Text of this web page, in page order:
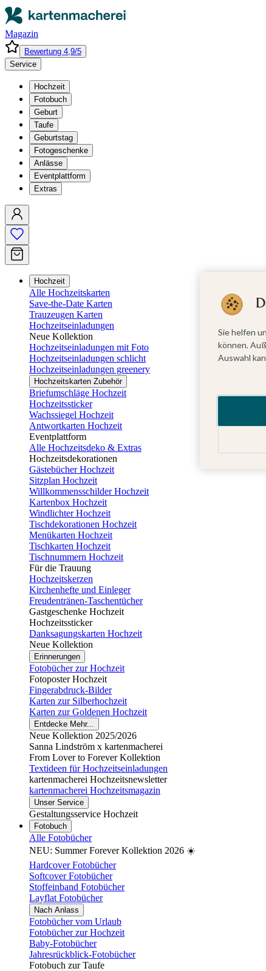
Magazin
Bewertung 4,9/5
Service
Hochzeit
Fotobuch
Geburt
Taufe
Geburtstag
Fotogeschenke
Anlässe
Eventplattform
Extras
Hochzeit
Alle Hochzeitskarten
Save-the-Date Karten
Trauzeugen Karten
Hochzeitseinladungen
Neue Kollektion
Hochzeitseinladungen mit Foto
Hochzeitseinladungen schlicht
Hochzeitseinladungen greenery
Hochzeitskarten Zubehör
Briefumschläge Hochzeit
Hochzeitssticker
Wachssiegel Hochzeit
Antwortkarten Hochzeit
Eventplattform
Alle Hochzeitsdeko & Extras
Hochzeitsdekorationen
Gästebücher Hochzeit
Sitzplan Hochzeit
Willkommensschilder Hochzeit
Kartenbox Hochzeit
Windlichter Hochzeit
Tischdekorationen Hochzeit
Menükarten Hochzeit
Tischkarten Hochzeit
Tischnummern Hochzeit
Für die Trauung
Hochzeitskerzen
Kirchenhefte und Einleger
Freudentränen-Taschentücher
Gastgeschenke Hochzeit
Hochzeitssticker
Danksagungskarten Hochzeit
Neue Kollektion
Erinnerungen
Fotobücher zur Hochzeit
Fotoposter Hochzeit
Fingerabdruck-Bilder
Karten zur Silberhochzeit
Karten zur Goldenen Hochzeit
Entdecke Mehr...
Neue Kollektion 2025/2026
Sanna Lindström x kartenmacherei
From Lover to Forever Kollektion
Textideen für Hochzeitseinladungen
kartenmacherei Hochzeitsnewsletter
kartenmacherei Hochzeitsmagazin
Unser Service
Gestaltungsservice Hochzeit
Fotobuch
Alle Fotobücher
NEU: Summer Forever Kollektion 2026 ☀️
Hardcover Fotobücher
Softcover Fotobücher
Stoffeinband Fotobücher
Layflat Fotobücher
Nach Anlass
Fotobücher vom Urlaub
Fotobücher zur Hochzeit
Baby-Fotobücher
Jahresrückblick-Fotobücher
Fotobuch zur Taufe
Sie helfen
können.
Auswahl